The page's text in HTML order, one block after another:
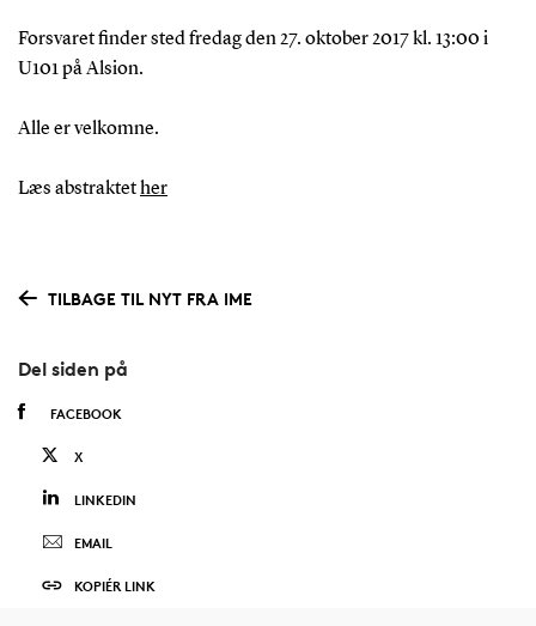
Forsvaret finder sted fredag den 27. oktober 2017 kl. 13:00 i
U101 på Alsion.
Alle er velkomne.
Læs abstraktether
TILBAGE TIL NYT FRA IME
Del siden på
FACEBOOK
X
LINKEDIN
EMAIL
KOPIÉR LINK